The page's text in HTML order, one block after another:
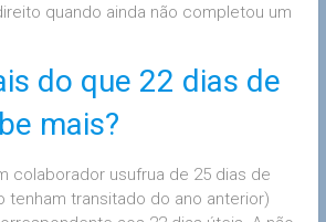
quando ainda não completou um
do que 22 dias de
mais?
colaborador usufrua de 25 dias de
tenham transitado do ano anterior)